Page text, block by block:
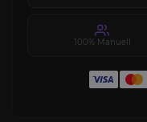
100% Manuell